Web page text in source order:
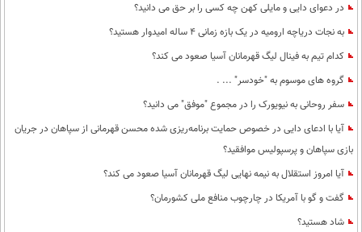
در دعوای دایی و مایلی کهن چه کسی را بر حق می دانید؟
به نجات دریاچه ارومیه در یک بازه زمانی 4 ساله امیدوار هستید؟
کدام تیم به فینال لیگ قهرمانان آسیا صعود می کند؟
گروه های موسوم به "خودسر" ... .
سفر روحانی به نیویورک را در مجموع "موفق" می دانید؟
آیا با ادعای دایی در خصوص حمایت برنامه‌ریزی شده محسن قهرمانی از سپاهان در جریان
بازی سپاهان و پرسپولیس موافقید؟
آیا امروز استقلال به نیمه نهایی لیگ قهرمانان آسیا صعود می کند؟
گفت و گو با آمریکا در چارچوب منافع ملی کشورمان؟
شاد هستید؟